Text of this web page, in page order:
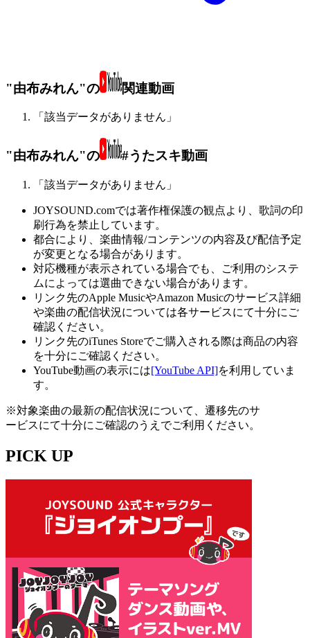
"由布みれん"の 関連動画
「該当データがありません」
"由布みれん"の #うたスキ動画
「該当データがありません」
JOYSOUND.comでは著作権保護の観点より、歌詞の印
刷行為を禁止しています。
都合により、楽曲情報/コンテンツの内容及び配信予定
が変更となる場合があります。
対応機種が表示されている場合でも、ご利用のシステ
ムによっては選曲できない場合があります。
リンク先のApple MusicやAmazon Musicのサービス詳細
や楽曲の配信状況については各サービスにて十分にご
確認ください。
リンク先のiTunes Storeでご購入される際は商品の内容
を十分にご確認ください。
YouTube動画の表示には[YouTube API]を利用していま
す。
※対象楽曲の最新の配信状況について、遷移先のサ
ービスにて十分にご確認のうえでご利用ください。
PICK UP